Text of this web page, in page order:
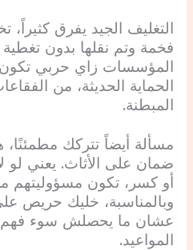
التغليف الجيد يفرق
فخمة وتم نقلها بدون
المؤسسات زاي حربي تكون
الحماية الحديثة، من
المبطنة.
مسألة أيضاً تتركك
ضمان على الأثاث. يعني
أو كسر، تكون
وبالمناسبة، خليك حريص
عشان ما يحصلش سوء فهم
المواعيد.